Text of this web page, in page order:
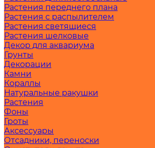
Растения переднего плана
Растения с распылителем
Растения светящиеся
Растения шелковые
Декор для аквариума
Грунты
Декорации
Камни
Кораллы
Натуральные ракушки
Растения
Фоны
Гроты
Аксессуары
Отсадники, переноски